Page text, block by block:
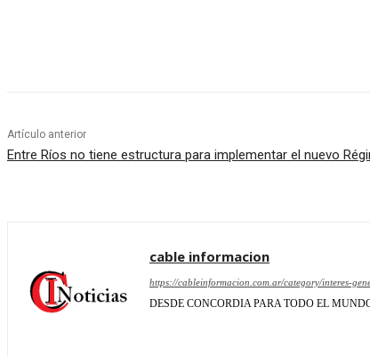
Artículo anterior
Entre Ríos no tiene estructura para implementar el nuevo
cable informacion
https://cableinformacion.com.ar/category/interes-
DESDE CONCORDIA PARA TODO EL